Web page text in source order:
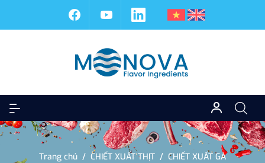
Trang chủ / CHIẾT XUẤT THỊT / CHIẾT XUẤT GÀ